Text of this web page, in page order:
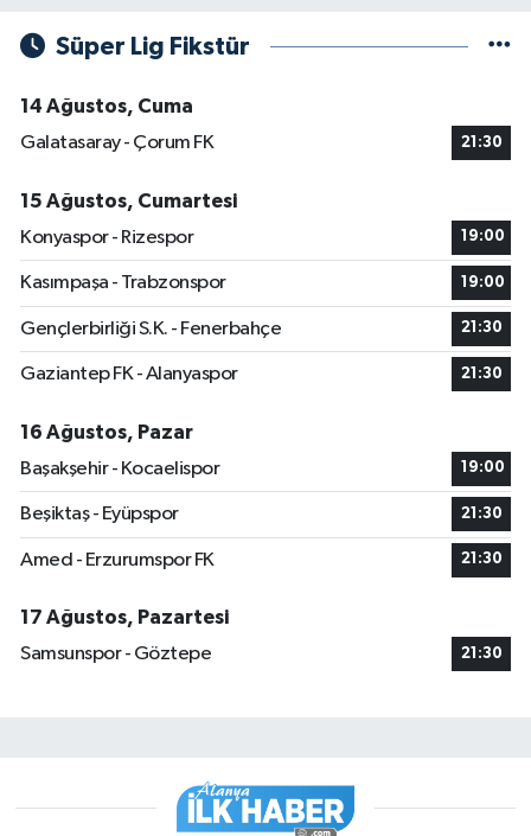
Süper Lig Fikstür
14 Ağustos, Cuma
Galatasaray - Çorum FK
21:30
15 Ağustos, Cumartesi
Konyaspor - Rizespor
19:00
Kasımpaşa - Trabzonspor 19:00
Gençlerbirliği S.K. - Fenerbahçe 21:30
Gaziantep FK - Alanyaspor 21:30
16 Ağustos, Pazar
Başakşehir - Kocaelispor
19:00
Beşiktaş - Eyüpspor 21:30
Amed - Erzurumspor FK 21:30
17 Ağustos, Pazartesi
Samsunspor - Göztepe
21:30